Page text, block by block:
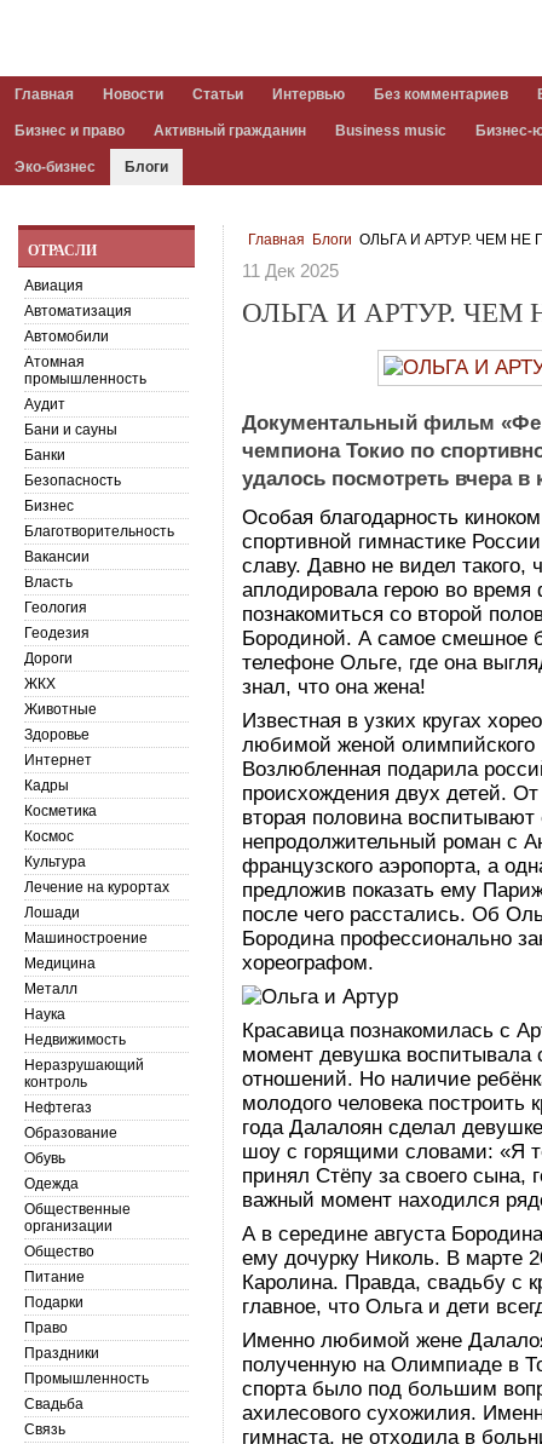
Главная Новости Статьи Интервью Без комментариев
Бизнес и право Активный гражданин Business music Бизнес-
Эко-бизнес Блоги
Главная Блоги ОЛЬГА И АРТУР. ЧЕМ НЕ
11 Дек 2025
ОЛЬГА И АРТУР. ЧЕМ
Документальный фильм
чемпиона Токио по
удалось посмотреть вчера
Особая благодарность
спортивной гимнастике
славу. Давно не видел такого,
аплодировала герою во
познакомиться со второй
Бородиной. А самое смешное
телефоне Ольге, где она
знал, что она жена!
Известная в узких кругах
любимой женой
Возлюбленная подарила
происхождения двух детей.
вторая половина
непродолжительный роман с
французского аэропорта, а
предложив показать ему
после чего расстались. Об
Бородина профессионально
хореографом.
Красавица познакомилась с
момент девушка
отношений. Но наличие
молодого человека
года Далалоян сделал
шоу с горящими словами: «Я
принял Стёпу за своего сына,
важный момент находился
А в середине августа
ему дочурку Николь. В марте
Каролина. Правда, свадьбу с
главное, что Ольга и дети
Именно любимой жене
полученную на Олимпиаде в
спорта было под большим
ахилесового сухожилия.
гимнаста, не отходила в
ОТРАСЛИ
Авиация
Автоматизация
Автомобили
Атомная
промышленность
Аудит
Бани и сауны
Банки
Безопасность
Бизнес
Благотворительность
Вакансии
Власть
Геология
Геодезия
Дороги
ЖКХ
Животные
Здоровье
Интернет
Кадры
Косметика
Космос
Культура
Лечение на курортах
Лошади
Машиностроение
Медицина
Металл
Наука
Недвижимость
Неразрушающий
контроль
Нефтегаз
Образование
Обувь
Одежда
Общественные
организации
Общество
Питание
Подарки
Право
Праздники
Промышленность
Свадьба
Связь